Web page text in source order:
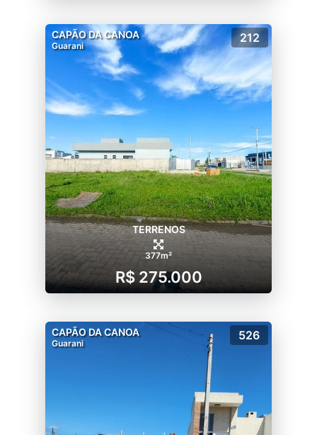
CAPÃO DA CANOA
Guarani
212
TERRENOS
377m²
R$ 275.000
CAPÃO DA CANOA
Guarani
526